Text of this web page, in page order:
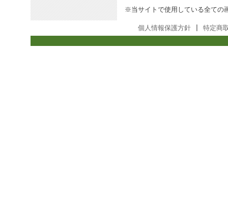
※当サイトで使用している全ての
個人情報保護方針 特定商